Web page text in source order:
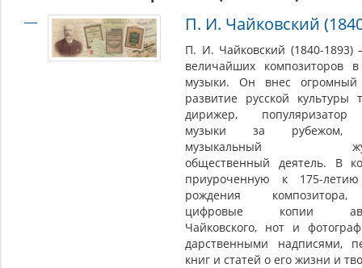
П. И. Чайковский
П. И. Чайковский (1840-1893)
величайших композиторов
музыки. Он внес
развитие русской культуры
дирижер, популяризатор
музыки за рубежом,
музыкальный
общественный деятель. В
приуроченную к 175-
рождения
цифровые копии
Чайковского, нот и
дарственными надписями,
книг и статей о его жизни и